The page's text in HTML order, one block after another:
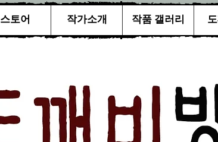
스토어 작가소개 작품 갤러리